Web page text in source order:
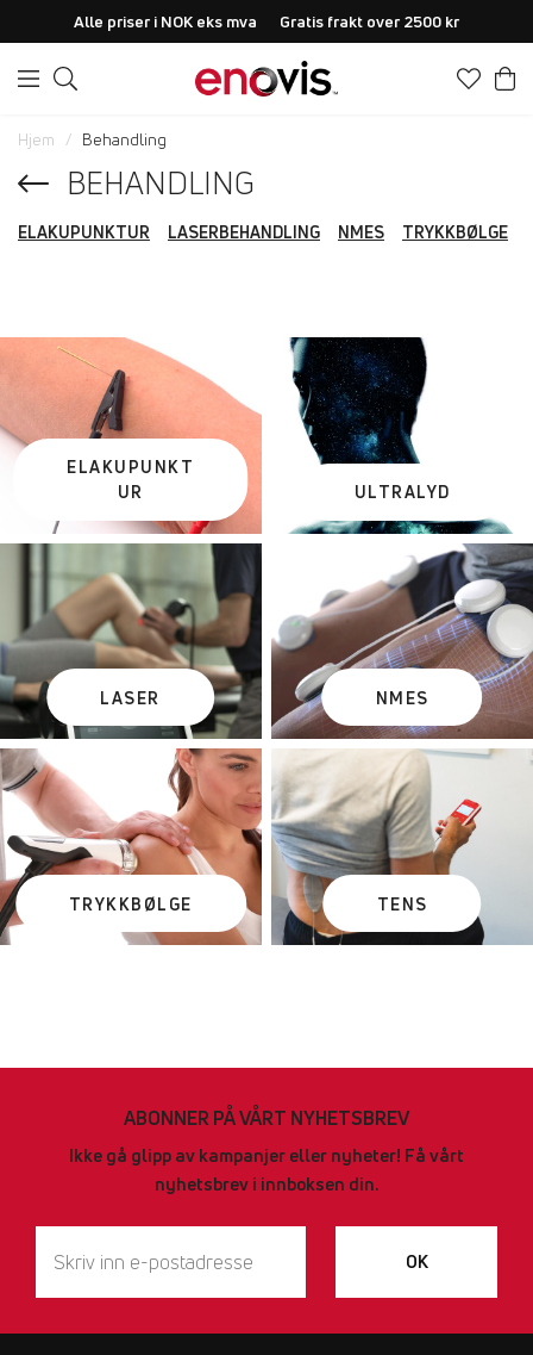
Alle priser i NOK eks mva Gratis frakt over 2500 kr
Hjem Behandling
BEHANDLING
ELAKUPUNKTUR LASERBEHANDLING NMES TRYKKBØLGE
ELAKUPUNKT
UR
ULTRALYD
LASER NMES
TRYKKBØLGE TENS
ABONNER PÅ VÅRT NYHETSBREV
Ikke gå glipp av kampanjer eller nyheter! Få vårt
nyhetsbrev i innboksen din.
OK